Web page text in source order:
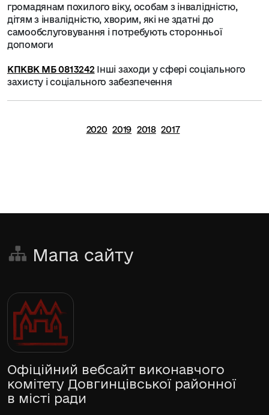
громадянам похилого віку, особам з інвалідністю,
дітям з інвалідністю, хворим, які не здатні до
самообслуговування і потребують сторонньої
допомоги
КПКВК МБ 0813242 Інші заходи у сфері соціального
захисту і соціального забезпечення
2020 2019 2018 2017
Мапа сайту
Офіційний вебсайт виконавчого
комітету Довгинцівської районної
в місті ради